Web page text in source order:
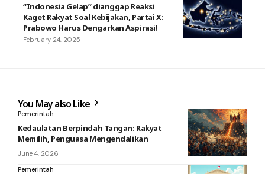
“Indonesia Gelap” dianggap Reaksi
Kaget Rakyat Soal Kebijakan, Partai X:
Prabowo Harus Dengarkan Aspirasi!
February 24, 2025
You May also Like
Pemerintah
Kedaulatan Berpindah Tangan: Rakyat
Memilih, Penguasa Mengendalikan
June 4, 2026
Pemerintah